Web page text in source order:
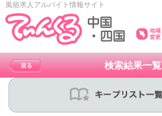
風俗求人アルバイト情報サイト
検索結果一覧